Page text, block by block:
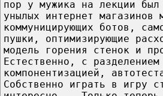
пор у мужика на лекции
унылых интернет магазинов
коммуницирующих ботов,
пушки, оптимизирующие
модель горения стенок и
Естественно, с разделением
компонентизацией,
Собственно играть в игру